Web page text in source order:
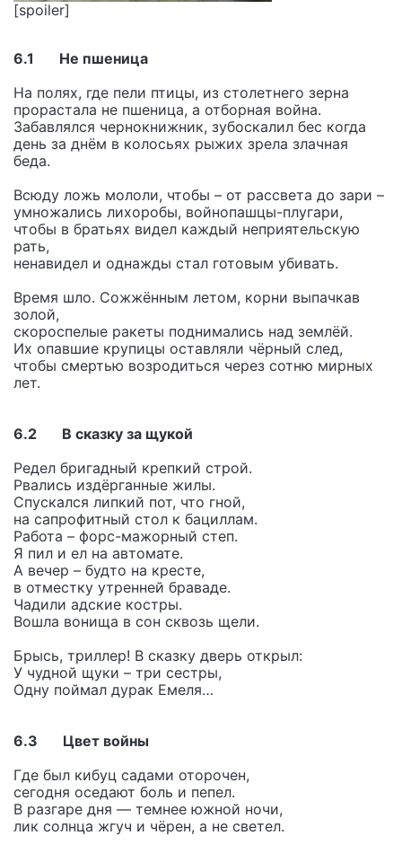
[spoiler]
6.1 Не пшеница
На полях, где пели птицы, из столетнего зерна
прорастала не пшеница, а отборная война.
Забавлялся чернокнижник, зубоскалил бес когда
день за днём в колосьях рыжих зрела злачная
беда.
Всюду ложь мололи, чтобы – от рассвета до зари –
умножались лихоробы, войнопашцы-плугари,
чтобы в братьях видел каждый неприятельскую
рать,
ненавидел и однажды стал готовым убивать.
Время шло. Сожжённым летом, корни выпачкав
золой,
скороспелые ракеты поднимались над землёй.
Их опавшие крупицы оставляли чёрный след,
чтобы смертью возродиться через сотню мирных
лет.
6.2 В сказку за щукой
Редел бригадный крепкий строй.
Рвались издёрганные жилы.
Спускался липкий пот, что гной,
на сапрофитный стол к бациллам.
Работа – форс-мажорный степ.
Я пил и ел на автомате.
А вечер – будто на кресте,
в отместку утренней браваде.
Чадили адские костры.
Вошла вонища в сон сквозь щели.
Брысь, триллер! В сказку дверь открыл:
У чудной щуки – три сестры,
Одну поймал дурак Емеля…
6.3 Цвет войны
Где был кибуц садами оторочен,
сегодня оседают боль и пепел.
В разгаре дня — темнее южной ночи,
лик солнца жгуч и чёрен, а не светел.